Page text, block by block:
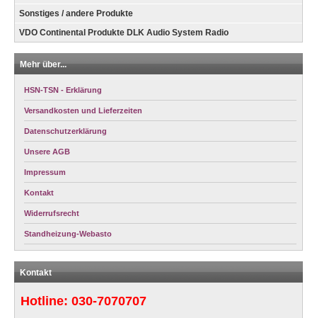
Sonstiges / andere Produkte
VDO Continental Produkte DLK Audio System Radio
Mehr über...
HSN-TSN - Erklärung
Versandkosten und Lieferzeiten
Datenschutzerklärung
Unsere AGB
Impressum
Kontakt
Widerrufsrecht
Standheizung-Webasto
Kontakt
Hotline: 030-7070707